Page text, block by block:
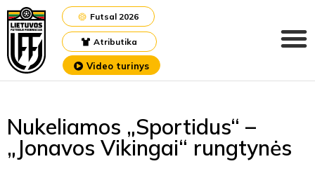
Atributika
Futsal 2026
Video turinys
Nukeliamos „Sportidus“ –
„Jonavos Vikingai“ rungtynės